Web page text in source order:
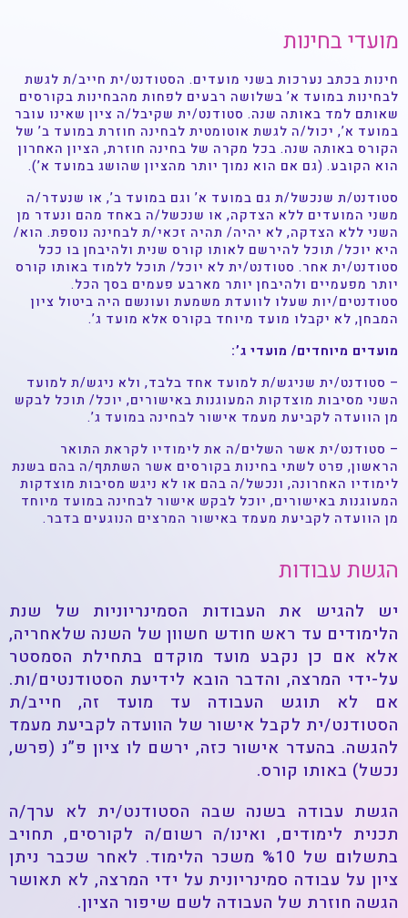
מועדי בחינות
חינות בכתב נערכות בשני מועדים. הסטודנט/ית חייב/ת לגשת
לבחינות במועד א’ בשלושה רבעים לפחות מהבחינות בקורסים
שאותם למד באותה שנה. סטודנט/ית שקיבל/ה ציון שאינו עובר
במועד א’, יכול/ה לגשת אוטומטית לבחינה חוזרת במועד ב’ של
הקורס באותה שנה. בכל מקרה של בחינה חוזרת, הציון האחרון
הוא הקובע. (גם אם הוא נמוך יותר מהציון שהושג במועד א’).
סטודנט/ת שנכשל/ת גם במועד א’ וגם במועד ב’, או שנעדר/ה
משני המועדים ללא הצדקה, או שנכשל/ה באחד מהם ונעדר מן
השני ללא הצדקה, לא יהיה/ תהיה זכאי/ת לבחינה נוספת. הוא/
היא יוכל/ תוכל להירשם לאותו קורס שנית ולהיבחן בו ככל
סטודנט/ית אחר. סטודנט/ית לא יוכל/ תוכל ללמוד באותו קורס
יותר מפעמיים ולהיבחן יותר מארבע פעמים בסך הכל.
סטודנטים/יות שעלו לוועדת משמעת ועונשם היה ביטול ציון
המבחן, לא יקבלו מועד מיוחד בקורס אלא מועד ג’.
מועדים מיוחדים/ מועדי ג’:
– סטודנט/ית שניגש/ת למועד אחד בלבד, ולא ניגש/ת למועד
השני מסיבות מוצדקות המעוגנות באישורים, יוכל/ תוכל לבקש
מן הוועדה לקביעת מעמד אישור לבחינה במועד ג’.
– סטודנט/ית אשר השלים/ה את לימודיו לקראת התואר
הראשון, פרט לשתי בחינות בקורסים אשר השתתף/ה בהם בשנת
לימודיו האחרונה, ונכשל/ה בהם או לא ניגש מסיבות מוצדקות
המעוגנות באישורים, יוכל לבקש אישור לבחינה במועד מיוחד
מן הוועדה לקביעת מעמד באישור המרצים הנוגעים בדבר.
הגשת עבודות
יש להגיש את העבודות הסמינריוניות של שנת
הלימודים עד ראש חודש חשוון של השנה שלאחריה,
אלא אם כן נקבע מועד מוקדם בתחילת הסמסטר
על-ידי המרצה, והדבר הובא לידיעת הסטודנטים/ות.
אם לא תוגש העבודה עד מועד זה, חייב/ת
הסטודנט/ית לקבל אישור של הוועדה לקביעת מעמד
להגשה. בהעדר אישור כזה, ירשם לו ציון פ”נ (פרש,
נכשל) באותו קורס.
הגשת עבודה בשנה שבה הסטודנט/ית לא ערך/ה
תכנית לימודים, ואינו/ה רשום/ה לקורסים, תחויב
בתשלום של %10 משכר הלימוד. לאחר שכבר ניתן
ציון על עבודה סמינריונית על ידי המרצה, לא תאושר
הגשה חוזרת של העבודה לשם שיפור הציון.